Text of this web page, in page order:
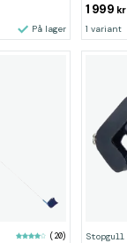
På lager
1 999 kr
1 variant
(20) Stopgull